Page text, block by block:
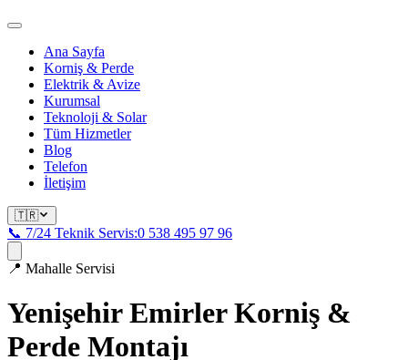
Ana Sayfa
Korniş & Perde
Elektrik & Avize
Kurumsal
Teknoloji & Solar
Tüm Hizmetler
Blog
Telefon
İletişim
🇹🇷
📞 7/24 Teknik Servis:0 538 495 97 96
📍 Mahalle Servisi
Yenişehir Emirler Korniş &
Perde Montajı